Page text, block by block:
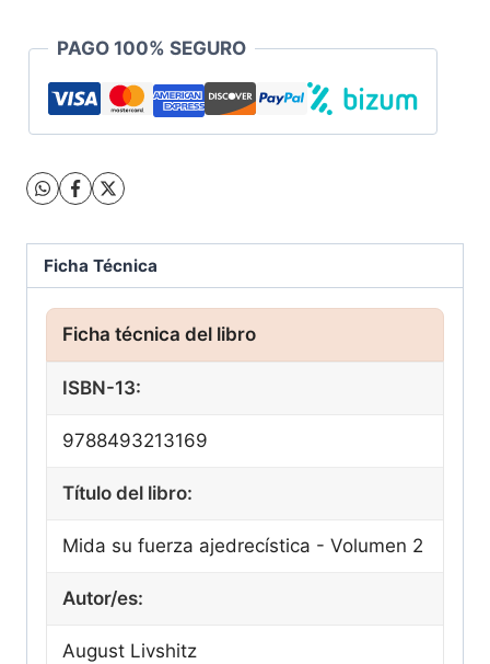
PAGO 100% SEGURO
Ficha Técnica
ISBN-13:
9788493213169
Título del libro:
Mida su fuerza ajedrecística - Volumen 2
Autor/es:
August Livshitz